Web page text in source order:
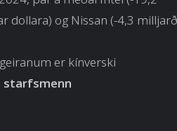
dollara) og Nissan (-4,3
er kínverski
starfsmenn